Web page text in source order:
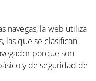
navegas, la web utiliza
las que se clasifican
porque son
y de seguridad de